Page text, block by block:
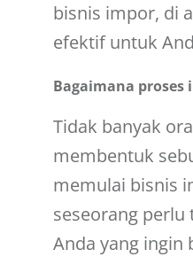
bisnis impor, di
efektif untuk
Bagaimana proses
Tidak banyak
membentuk
memulai bisnis
seseorang
Anda yang ingin